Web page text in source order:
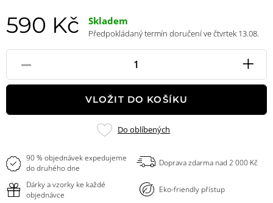
590 Kč Skladem
Předpokládaný termín doručení ve čtvrtek 13.08.
-
Pole
množství
+
VLOŽIT DO KOŠÍKU
Přidat
Do oblíbených
90 % objednávek expedujeme
do druhého dne
Doprava zdarma nad 2 000 Kč
Dárky a vzorky ke každé
objednávce
Eko-friendly přístup